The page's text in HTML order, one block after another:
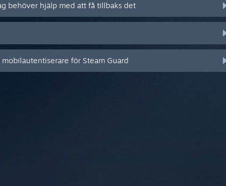
behöver hjälp med att få tillbaks det
för Steam Guard